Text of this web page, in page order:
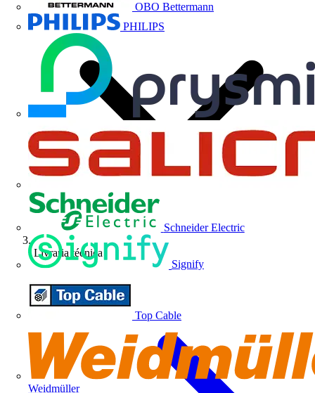
OBO Bettermann
PHILIPS
Schneider Electric
Signify
Top Cable
Weidmüller
Livraria técnica